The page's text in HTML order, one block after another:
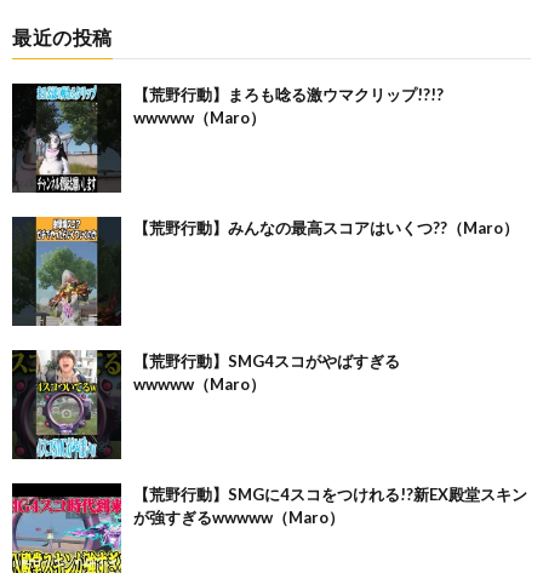
最近の投稿
【荒野行動】まろも唸る激ウマクリップ!?!?
wwwww（Maro）
【荒野行動】みんなの最高スコアはいくつ??（Maro）
【荒野行動】SMG4スコがやばすぎる
wwwww（Maro）
【荒野行動】SMGに4スコをつけれる!?新EX殿堂スキン
が強すぎるwwwww（Maro）